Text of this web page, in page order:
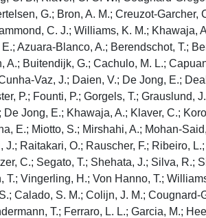
G.; Bron, A. M.; Creuzot-
C. J.; Williams, K. M.;
Azuara-Blanco, A.; Berendschot, T.;
A.; Buitendijk, G.; Cachulo, M. L.;
Vaz, J.; Daien, V.; De Jong, E.;
P.; Founti, P.; Gorgels, T.;
Jong, E.; Khawaja, A.; Klaver, C.;
E.; Miotto, S.; Mirshahi, A.; Mohan-
Raitakari, O.; Rauscher, F.; Ribeiro,
C.; Segato, T.; Shehata, J.; Silva,
T.; Vingerling, H.; Von Hanno, T.;
Calado, S. M.; Colijn, J. M.;
T.; Ferraro, L. L.; Garcia, M.;